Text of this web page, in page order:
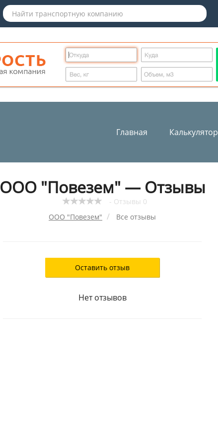
Главная Калькулятор
ООО "Повезем" — Отзывы
- Отзывы 0
ООО "Повезем"
Все отзывы
Оставить отзыв
Нет отзывов